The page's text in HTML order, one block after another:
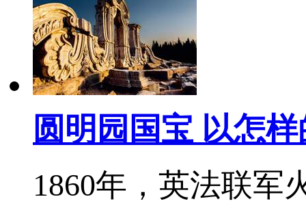
圆明园国宝 以怎
1860年，英法联军